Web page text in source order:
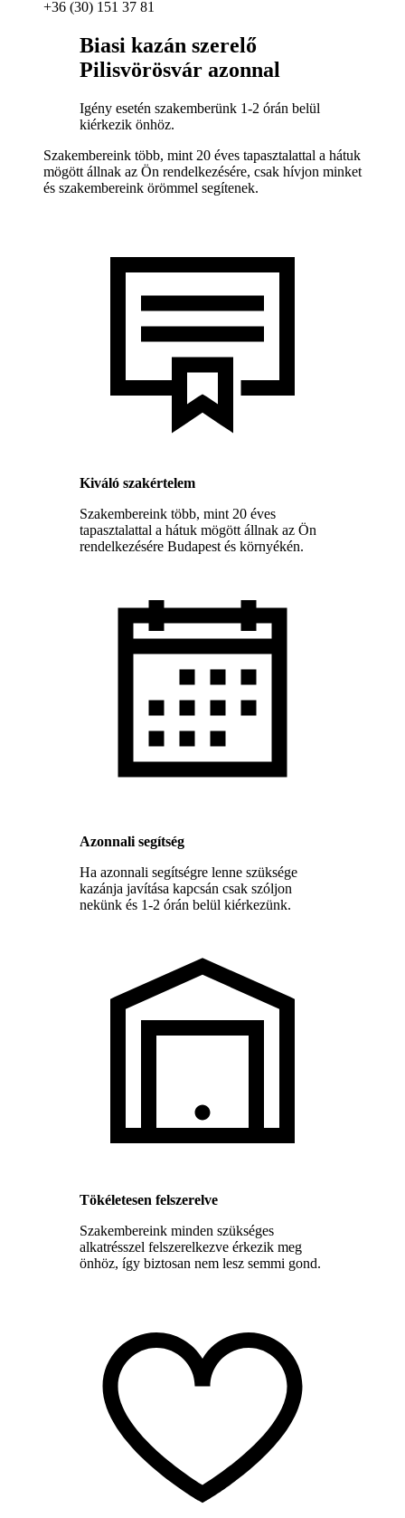
+36 (30) 151 37 81
Biasi kazán szerelő
Pilisvörösvár azonnal
Igény esetén szakemberünk 1-2 órán belül
kiérkezik önhöz.
Szakembereink több, mint 20 éves tapasztalattal a hátuk
mögött állnak az Ön rendelkezésére, csak hívjon minket
és szakembereink örömmel segítenek.
Kiváló szakértelem
Szakembereink több, mint 20 éves
tapasztalattal a hátuk mögött állnak az Ön
rendelkezésére Budapest és környékén.
Azonnali segítség
Ha azonnali segítségre lenne szüksége
kazánja javítása kapcsán csak szóljon
nekünk és 1-2 órán belül kiérkezünk.
Tökéletesen felszerelve
Szakembereink minden szükséges
alkatrésszel felszerelkezve érkezik meg
önhöz, így biztosan nem lesz semmi gond.